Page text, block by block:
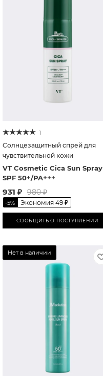
1
Солнцезащитный спрей для
чувствительной кожи
VT Cosmetic Cica Sun Spray
SPF 50+/PA+++
931 ₽ 980₽
-5% Экономия 49 ₽
СООБЩИТЬ О ПОСТУПЛЕНИИ
Нет в наличии